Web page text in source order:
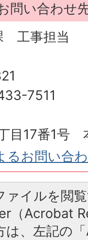
問い合わせ
工事担当
7511
目17番1号
るお問い合
ァイルを閲
（Acrobat
は、左記の